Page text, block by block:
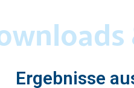
Ergebnisse